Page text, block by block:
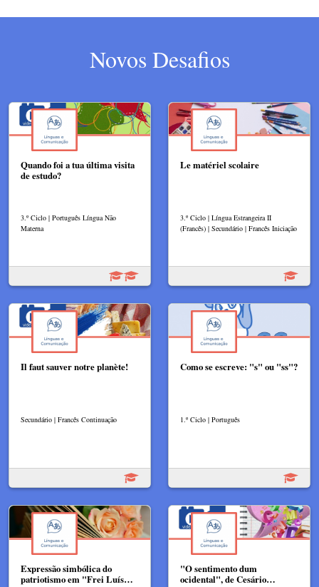
Novos Desafios
Quando foi a tua última visita
de estudo?
3.º Ciclo | Português Língua Não
Materna
Le matériel scolaire
3.º Ciclo | Língua Estrangeira II
(Francês) | Secundário | Francês Iniciação
Il faut sauver notre planète!
Secundário | Francês Continuação
Como se escreve: "s" ou "ss"?
1.º Ciclo | Português
Expressão simbólica do
patriotismo em "Frei Luís…
"O sentimento dum
ocidental", de Cesário…